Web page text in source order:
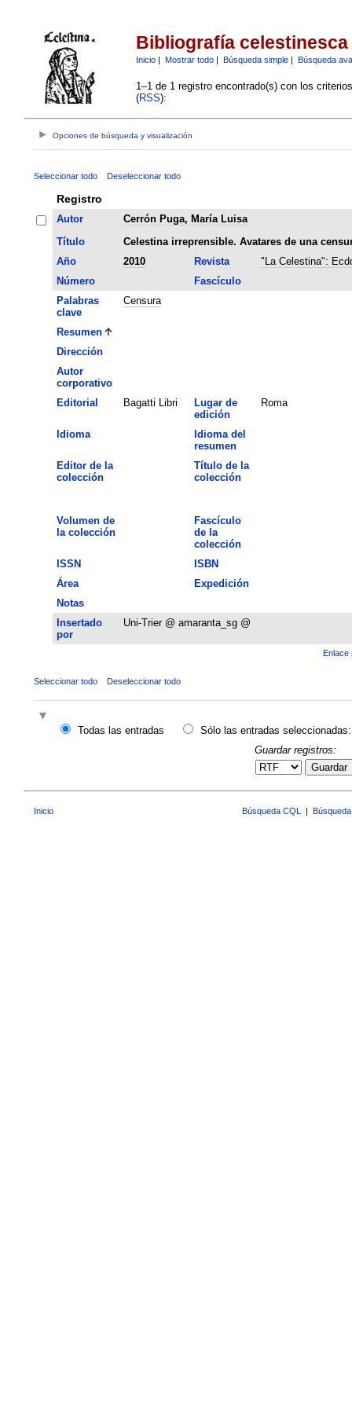
Bibliografía celestinesca
Inicio| Mostrar todo| Búsqueda simple| Búsqueda
1–1 de 1 registro encontrado(s) con los
(RSS):
Opciones de búsqueda y visualización
Seleccionar todo Deseleccionar todo
Registro
Autor
Cerrón Puga, María Luisa
Título
Celestina irreprensible. Avatares de una
Año
2010 Revista
"La Celestina":
Número
Fascículo
Palabras
clave
Censura
Resumen
Dirección
Autor
corporativo
Editorial
Bagatti Libri
Lugar de
edición
Roma
Idioma
Idioma del
resumen
Editor de la
colección
Título de la
colección
Volumen de
la colección
Fascículo
de la
colección
ISSN
ISBN
Área
Expedición
Notas
Insertado
por
Uni-Trier @ amaranta_sg @
Enlace
Seleccionar todo Deseleccionar todo
Todas las entradas
Sólo las entradas seleccionadas:
Guardar registros:
Guardar
Inicio Búsqueda CQL